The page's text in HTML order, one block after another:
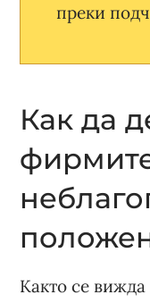
преки
Как да
Както се вижда